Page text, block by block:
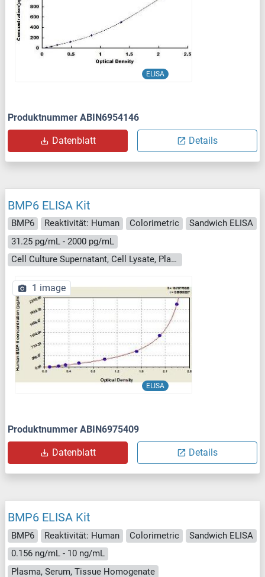
ELISA
Produktnummer ABIN6954146
Datenblatt Details
BMP6 ELISA Kit
BMP6 Reaktivität: Human Colorimetric
Sandwich ELISA
31.25 pg/mL - 2000 pg/mL
Cell Culture Supernatant, Cell Lysate, Plasma, Serum
ELISA
1 image
Produktnummer ABIN6975409
Datenblatt Details
BMP6 ELISA Kit
BMP6 Reaktivität: Human Colorimetric
Sandwich ELISA
0.156 ng/mL - 10 ng/mL
Plasma, Serum, Tissue Homogenate